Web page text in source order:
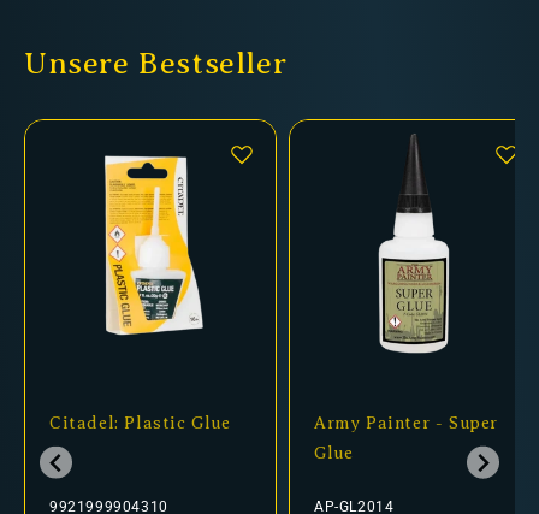
Unsere Bestseller
Citadel: Plastic Glue
9921999904310
Army Painter - Super
Glue
AP-GL2014